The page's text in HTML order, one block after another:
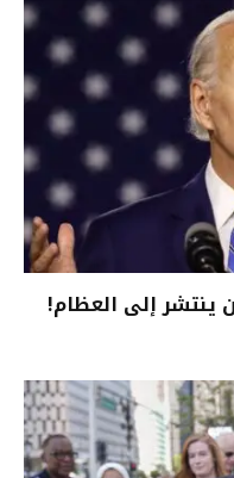
ينتشر إلى العظام!